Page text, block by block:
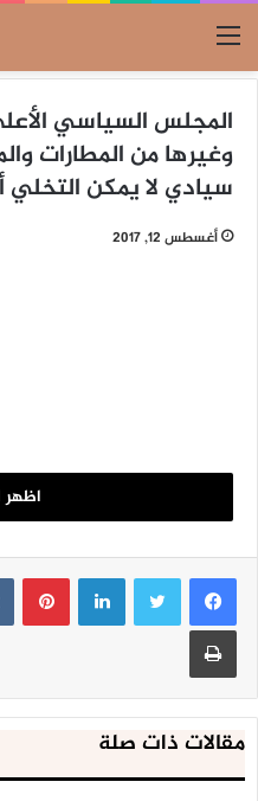
القائمة
المجلس السياسي
وغيرها من المطارات
سيادي لا يمكن التخلي
أغسطس 12, 2017
اظهر
لينكدإن
طباعة
مقالات ذات صلة